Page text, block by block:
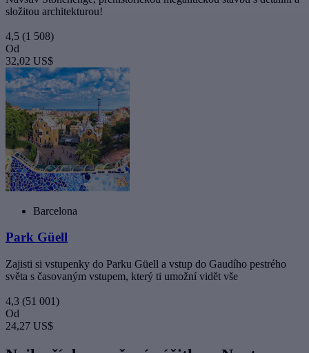
složitou architekturou!
4,5 (1 508)
Od
32,02 US$
Barcelona
Park Güell
Zajisti si vstupenky do Parku Güell a vstup do Gaudího pestrého
světa s časovaným vstupem, který ti umožní vidět vše
4,3 (51 001)
Od
24,27 US$